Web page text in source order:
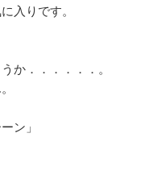
入りです。
か．．．．．．。
ン」